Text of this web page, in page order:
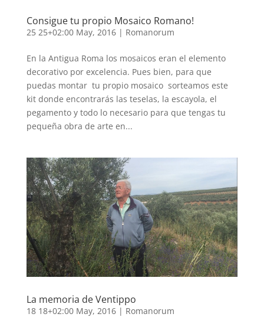
Consigue tu propio Mosaico Romano!
25 25+02:00 May, 2016| Romanorum
En la Antigua Roma los mosaicos eran el elemento
decorativo por excelencia. Pues bien, para que
puedas montar tu propio mosaico sorteamos este
kit donde encontrarás las teselas, la escayola, el
pegamento y todo lo necesario para que tengas tu
pequeña obra de arte en...
La memoria de Ventippo
18 18+02:00 May, 2016| Romanorum